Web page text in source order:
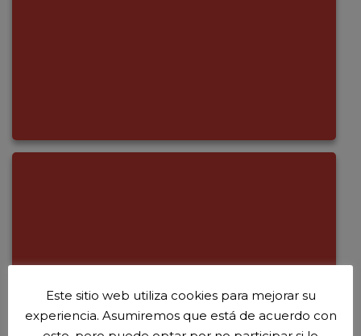
Este sitio web utiliza cookies para mejorar su
experiencia. Asumiremos que está de acuerdo con